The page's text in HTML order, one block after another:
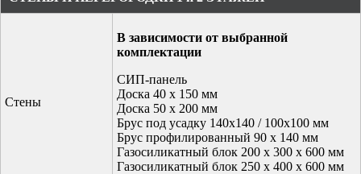
Стены
В зависимости от выбранной
комплектации
СИП-панель
Доска 40 х 150 мм
Доска 50 х 200 мм
Брус под усадку 140х140 / 100х100 мм
Брус профилированный 90 х 140 мм
Газосиликатный блок 200 х 300 х 600 мм
Газосиликатный блок 250 х 400 х 600 мм